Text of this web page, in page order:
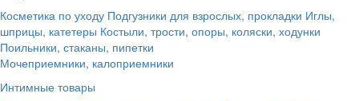
Косметика по уходу Подгузники для взрослых, прокладки Иглы,
шприцы, катетеры Костыли, трости, опоры, коляски, ходунки
Поильники, стаканы, пипетки
Мочеприемники, калоприемники
Интимные товары